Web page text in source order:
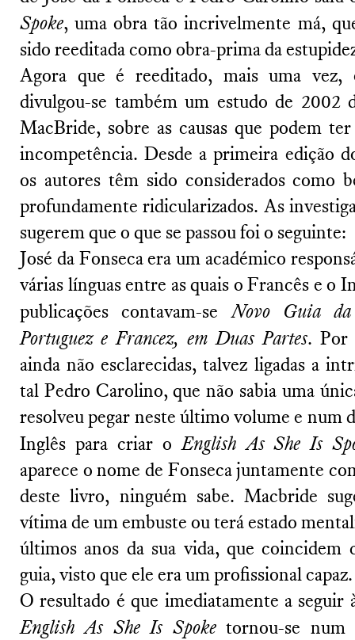
Spoke, uma obra tão incrivelmente má,
sido reeditada como obra-prima da
Agora que é reeditado, mais uma vez,
divulgou-se também um estudo de 2002
MacBride, sobre as causas que podem
incompetência. Desde a primeira edição
os autores têm sido considerados como
profundamente ridicularizados. As
sugerem que o que se passou foi o seguinte:
José da Fonseca era um académico
várias línguas entre as quais o Francês e o
publicações contavam-seNovo Guia da
Portuguez e Francez, em Duas Partes. Por
ainda não esclarecidas, talvez ligadas a
tal Pedro Carolino, que não sabia uma
resolveu pegar neste último volume e num
Inglês para criar oEnglish As She Is
aparece o nome de Fonseca juntamente
deste livro, ninguém sabe. Macbride
vítima de um embuste ou terá estado
últimos anos da sua vida, que coincidem
guia, visto que ele era um profissional capaz.
O resultado é que imediatamente a seguir
English As She Is Spoketornou-se num